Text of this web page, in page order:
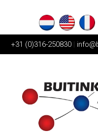
+31 (0)316-250830 |